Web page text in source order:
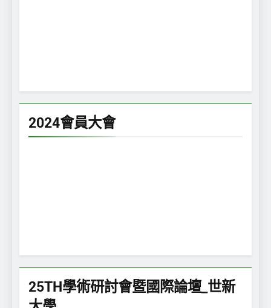
2024會員大會
25TH學術研討會暨國際論壇_世新